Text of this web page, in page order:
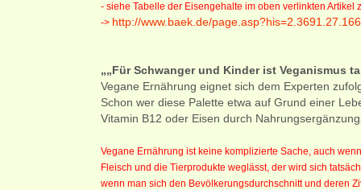
- siehe Tabelle der Eisengehalte im oben verlinkten Artikel
-> http://www.baek.de/
„„Für Schwanger und Kinder ist Veganismus
Vegane Ernährung eignet sich dem Experten
Schon wer diese Palette etwa auf Grund einer
Vitamin B12 oder Eisen durch
Vegane Ernährung ist keine komplizierte Sache, auch
Fleisch und die Tierprodukte weglässt, der wird sich
wenn man sich den Bevölkerungsdurchschnitt und deren